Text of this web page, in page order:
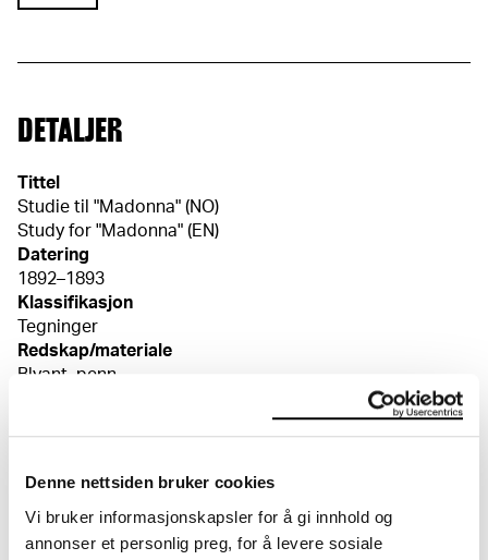
Denne nettsiden bruker cookies
Vi bruker informasjonskapsler for å gi innhold og
annonser et personlig preg, for å levere sosiale
DETALJER
Tittel
Studie til "Madonna" (NO)
Study for "Madonna" (EN)
Datering
1892–1893
Klassifikasjon
Tegninger
Redskap/materiale
Blyant, penn
Papir (Sheet): 350 × 263 × 0,2 mm
Munchmuseet
Bibliografi